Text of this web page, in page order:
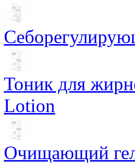
Тоник для
Lotion
Очищающий